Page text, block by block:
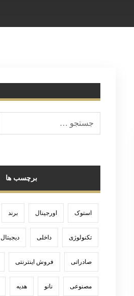
برچسب ها
استوک اورجینال برند
تکنولوژی داخلی دیجیتال
صادراتی فروش اینترنتی
مصنوعی نانو هدیه